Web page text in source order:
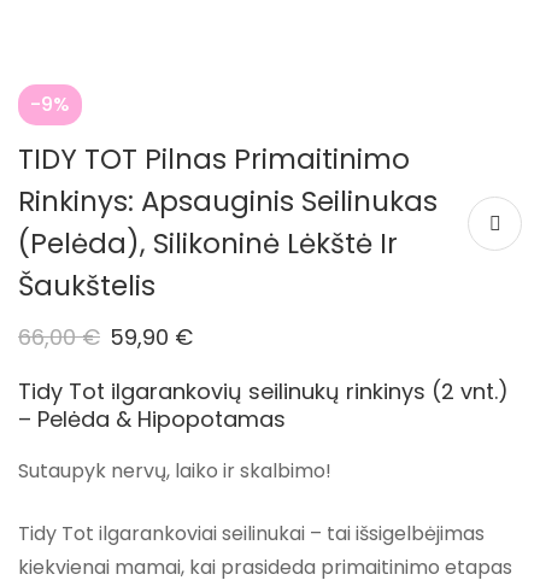
-9%
TIDY TOT Pilnas Primaitinimo
Rinkinys: Apsauginis Seilinukas
(pelėda), Silikoninė Lėkštė Ir
Šaukštelis
66,00€ 59,90 €
Tidy Tot ilgarankovių seilinukų rinkinys (2 vnt.)
– Pelėda & Hipopotamas
Sutaupyk nervų, laiko ir skalbimo!
Tidy Tot ilgarankoviai seilinukai – tai išsigelbėjimas
kiekvienai mamai, kai prasideda primaitinimo etapas